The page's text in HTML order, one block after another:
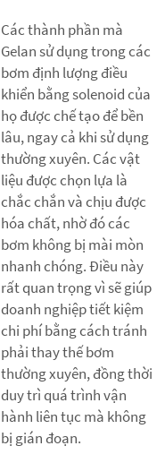
Các thành phần mà
Gelan sử dụng trong các
bơm định lượng điều
khiển bằng solenoid của
họ được chế tạo để bền
lâu, ngay cả khi sử dụng
thường xuyên. Các vật
liệu được chọn lựa là
chắc chắn và chịu được
hóa chất, nhờ đó các
bơm không bị mài mòn
nhanh chóng. Điều này
rất quan trọng vì sẽ giúp
doanh nghiệp tiết kiệm
chi phí bằng cách tránh
phải thay thế bơm
thường xuyên, đồng thời
duy trì quá trình vận
hành liên tục mà không
bị gián đoạn.